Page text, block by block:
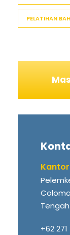
PELATIHAN
Kantor
+62